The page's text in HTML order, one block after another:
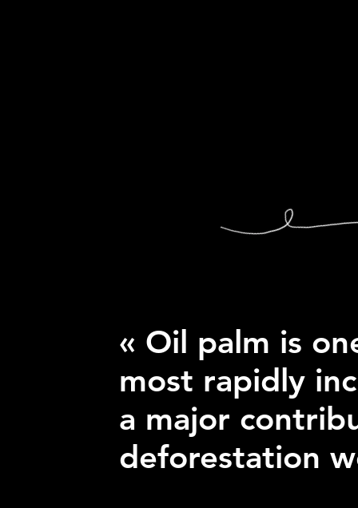
« Oil palm is
most rapidly
a major
deforestation